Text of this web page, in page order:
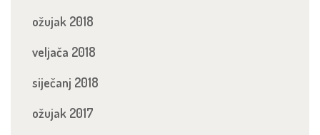
ožujak 2018
veljača 2018
siječanj 2018
ožujak 2017